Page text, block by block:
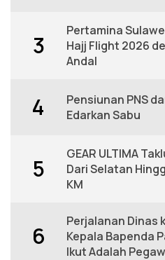
3
Pertamina
Hajj Flight 2026
Andal
4
Pensiunan PNS
Edarkan Sabu
5
GEAR ULTIMA
Dari Selatan
KM
6
Perjalanan Dinas
Kepala Bapenda
Ikut Adalah